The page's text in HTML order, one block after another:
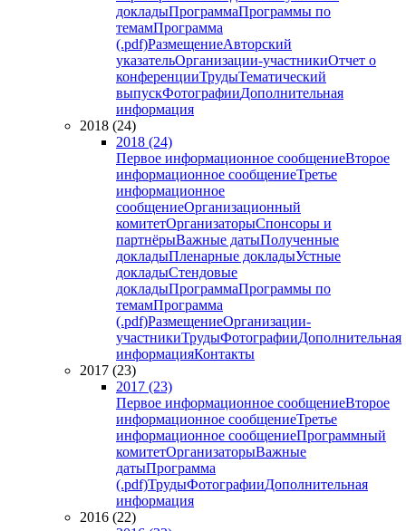
докладыПрограммаПрограммы по
темамПрограмма
(.pdf)РазмещениеАвторский
указательОрганизации-участникиОтчет о
конференцииТрудыТематический
выпускФотографииДополнительная
информация
2018 (24)
2018 (24)
Первое информационное сообщениеВторое
информационное сообщениеТретье
информационное
сообщениеОрганизационный
комитетОрганизаторыСпонсоры и
партнёрыВажные датыПолученные
докладыПленарные докладыУстные
докладыСтендовые
докладыПрограммаПрограммы по
темамПрограмма
(.pdf)РазмещениеОрганизации-
участникиТрудыФотографииДополнительная
информацияКонтакты
2017 (23)
2017 (23)
Первое информационное сообщениеВторое
информационное сообщениеТретье
информационное сообщениеПрограммный
комитетОрганизаторыВажные
датыПрограмма
(.pdf)ТрудыФотографииДополнительная
информация
2016 (22)